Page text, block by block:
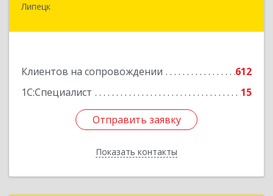
Липецк
Клиентов на сопровождении
612
1С:Специалист
15
Отправить заявку
Показать контакты
398001, Липецкая обл, Липецк г, Победы пл,
Отправить заявку
Назад